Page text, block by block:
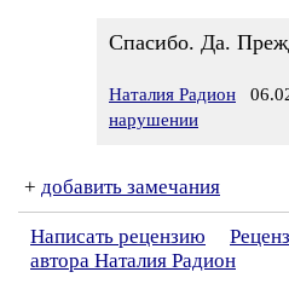
Спасибо. Да.
Наталия Радион
нарушении
+ добавить замечания
Написать рецензию
автора Наталия Радион